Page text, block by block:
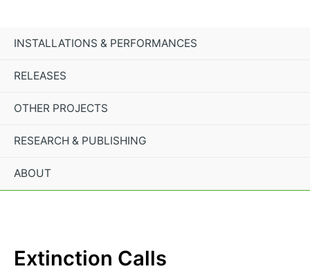
INSTALLATIONS & PERFORMANCES
RELEASES
OTHER PROJECTS
RESEARCH & PUBLISHING
ABOUT
Extinction Calls